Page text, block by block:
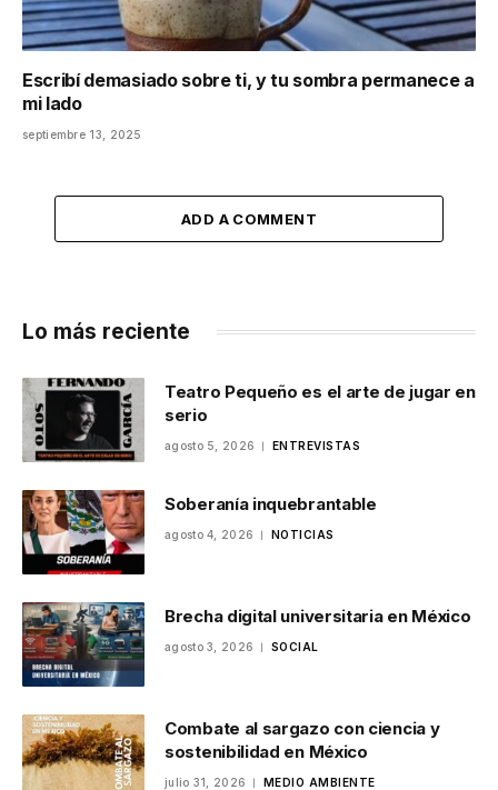
Escribí demasiado sobre ti, y tu sombra permanece a
mi lado
septiembre 13, 2025
ADD A COMMENT
Lo más reciente
Teatro Pequeño es el arte de jugar en
serio
agosto 5, 2026 ENTREVISTAS
Soberanía inquebrantable
agosto 4, 2026 NOTICIAS
Brecha digital universitaria en México
agosto 3, 2026 SOCIAL
Combate al sargazo con ciencia y
sostenibilidad en México
julio 31, 2026 MEDIO AMBIENTE